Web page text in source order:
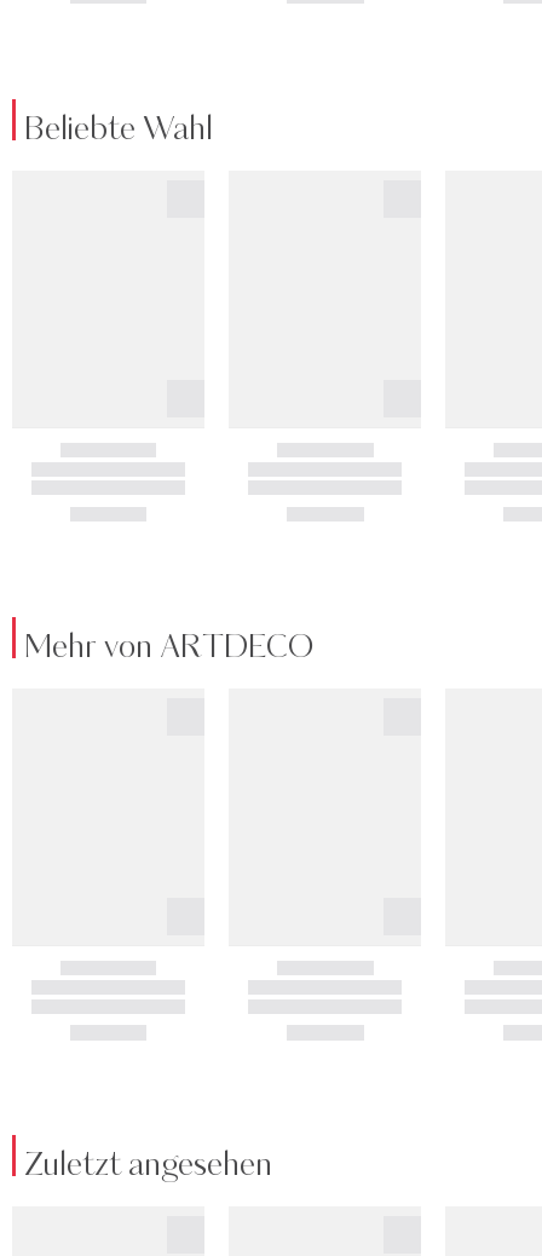
Beliebte Wahl
Mehr von ARTDECO
Zuletzt angesehen